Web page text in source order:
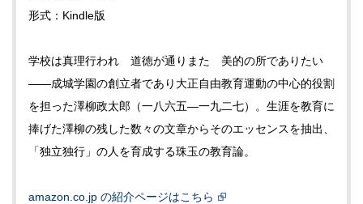
形式：Kindle版
学校は真理行われ 道徳が通りまた 美的の所でありたい
——成城学園の創立者であり大正自由教育運動の中心的役割
を担った澤柳政太郎（一八六五—一九二七）。生涯を教育に
捧げた澤柳の残した数々の文章からそのエッセンスを抽出、
「独立独行」の人を育成する珠玉の教育論。
amazon.co.jp の紹介ページはこちら